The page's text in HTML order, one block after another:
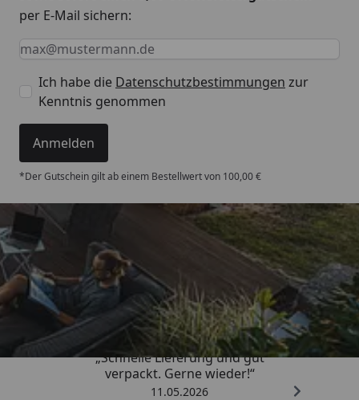
per E-Mail sichern:
Keine Eingabe erforderlich
Eingabe erforderlich
E-Mail *
Ich habe die Datenschutzbestimmungen zur
Kenntnis genommen
Anmelden
*Der Gutschein gilt ab einem Bestellwert von 100,00 €
Trusted Shops
4,93/ 5
„Schnelle Lieferung und gut
verpackt. Gerne wieder!“
11.05.2026